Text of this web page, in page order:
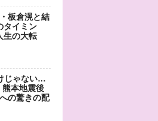
板倉滉と結
タイミン
生の大転
じゃない…
本地震後
の驚きの配